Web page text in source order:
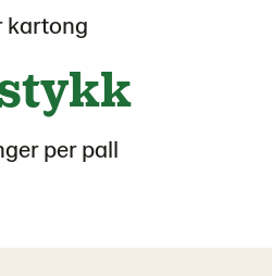
kartong
per pall